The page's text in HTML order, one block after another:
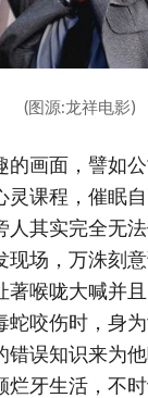
(图源:龙祥电影)
的画面，譬如
灵课程，催眠
人其实完全无
现场，万洙刻
著喉咙大喊并
蛇咬伤时，身
错误知识来为
烂牙生活，不